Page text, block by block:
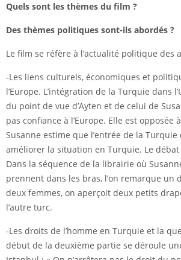
Quels sont les thèmes du film ?
Des thèmes politiques sont-ils abordés ?
Le film se réfère à l’actualité politique des
-Les liens culturels, économiques et
l’Europe. L’intégration de la Turquie dans
du point de vue d’Ayten et de celui de
pas confiance à l’Europe. Elle est opposée
Susanne estime que l’entrée de la Turquie
améliorer la situation en Turquie. Le débat
Dans la séquence de la librairie où
prennent dans les bras, l’on remarque un
deux femmes, on aperçoit deux petits
l’autre turc.
-Les droits de l’homme en Turquie et la
début de la deuxième partie se déroule